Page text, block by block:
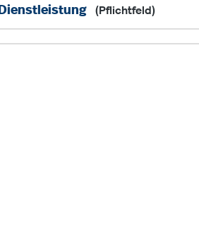
Dienstleistung (Pflichtfeld)